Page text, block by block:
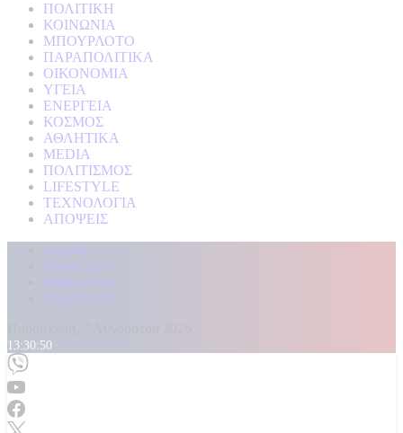
ΠΟΛΙΤΙΚΗ
ΚΟΙΝΩΝΙΑ
ΜΠΟΥΡΛΟΤΟ
ΠΑΡΑΠΟΛΙΤΙΚΑ
ΟΙΚΟΝΟΜΙΑ
ΥΓΕΙΑ
ΕΝΕΡΓΕΙΑ
ΚΟΣΜΟΣ
ΑΘΛΗΤΙΚΑ
MEDIA
ΠΟΛΙΤΙΣΜΟΣ
LIFESTYLE
ΤΕΧΝΟΛΟΓΙΑ
ΑΠΟΨΕΙΣ
Αρχική
Kontra Live
Καταγγελίες
Επικοινωνία
13:30:52